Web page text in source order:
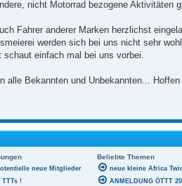
nicht Motorrad bezogene Aktivitäten
Fahrer anderer Marken herzlichst
werden sich bei uns nicht sehr
schaut einfach mal bei uns vorbei.
alle Bekannten und Unbekannten...
Beliebte Themen
neue Mitglieder
!
neue kleine Africa
ANMELDUNG ÖTTT